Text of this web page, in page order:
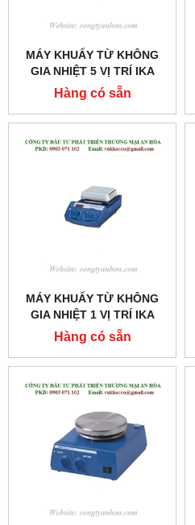
MÁY KHUẤY TỪ KHÔNG
GIA NHIỆT 5 VỊ TRÍ IKA
MODEL: RO5 POWER
Hàng có sẵn
MÁY KHUẤY TỪ KHÔNG
GIA NHIỆT 1 VỊ TRÍ IKA
MODEL: C-MAG MS 4
Hàng có sẵn